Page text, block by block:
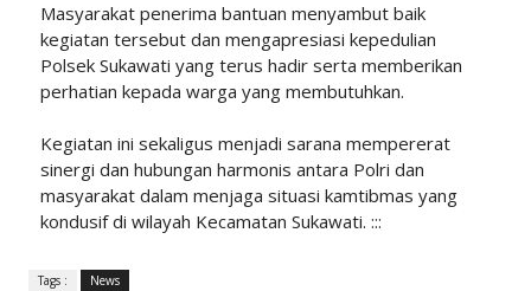
Masyarakat penerima bantuan menyambut baik
kegiatan tersebut dan mengapresiasi kepedulian
Polsek Sukawati yang terus hadir serta memberikan
perhatian kepada warga yang membutuhkan.
Kegiatan ini sekaligus menjadi sarana mempererat
sinergi dan hubungan harmonis antara Polri dan
masyarakat dalam menjaga situasi kamtibmas yang
kondusif di wilayah Kecamatan Sukawati. :::
Tags : News